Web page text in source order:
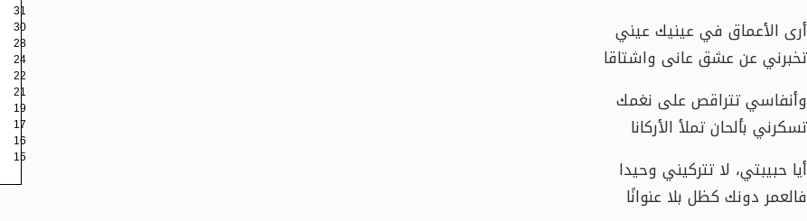
أرى الأعماق في عينيك عيني
تخبرني عن عشق عانى واشتاقا
وأنفاسي تتراقص على نغمك
تسكرني بألحان تملأ الأركانا
أيا حبيبتي، لا تتركيني وحيدا
فالعمر دونك كظل بلا عنوانًا
31
30
28
24
22
21
19
17
16
15